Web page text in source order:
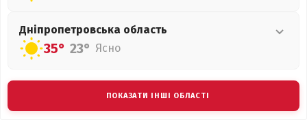
Дніпропетровська область
35° 23° Ясно
ПОКАЗАТИ ІНШІ ОБЛАСТІ